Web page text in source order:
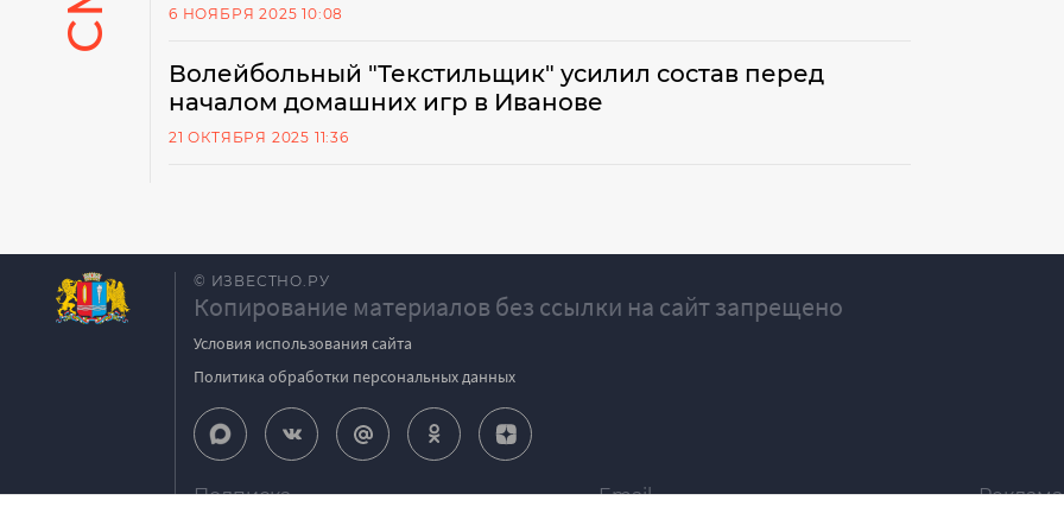
6 НОЯБРЯ 2025 10:08
Волейбольный "Текстильщик" усилил состав перед
началом домашних игр в Иванове
21 ОКТЯБРЯ 2025 11:36
© ИЗВЕСТНО.РУ
Копирование материалов без ссылки на сайт запрещено
Условия использования сайта
Политика обработки персональных данных
Подписка
Email
Реклама